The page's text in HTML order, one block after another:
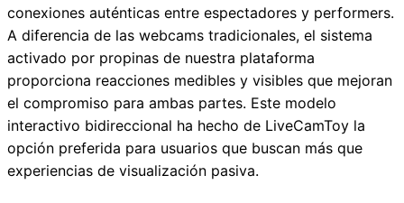
conexiones auténticas entre espectadores y performers.
A diferencia de las webcams tradicionales, el sistema
activado por propinas de nuestra plataforma
proporciona reacciones medibles y visibles que mejoran
el compromiso para ambas partes. Este modelo
interactivo bidireccional ha hecho de LiveCamToy la
opción preferida para usuarios que buscan más que
experiencias de visualización pasiva.